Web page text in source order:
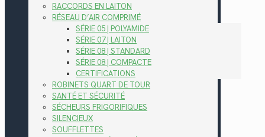
RACCORDS EN LAITON
RÉSEAU D’AIR COMPRIMÉ
SÉRIE 05 | POLYAMIDE
SÉRIE 07 | LAITON
SÉRIE 08 | STANDARD
SÉRIE 08 | COMPACTE
CERTIFICATIONS
ROBINETS QUART DE TOUR
SANTÉ ET SÉCURITÉ
SÉCHEURS FRIGORIFIQUES
SILENCIEUX
SOUFFLETTES